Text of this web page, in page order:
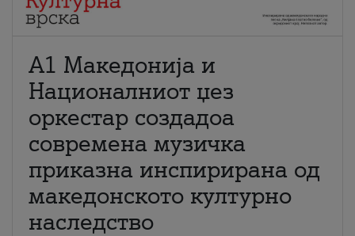
А1 Македонија и
Националниот џез
оркестар создадоа
современа музичка
приказна инспирирана од
македонското културно
наследство